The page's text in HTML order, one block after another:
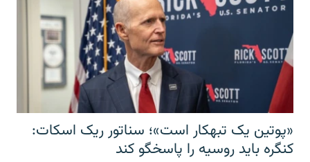
«پوتین یک تبهکار است»؛ سناتور ریک اسکات:
کنگره باید روسیه را پاسخگو کند